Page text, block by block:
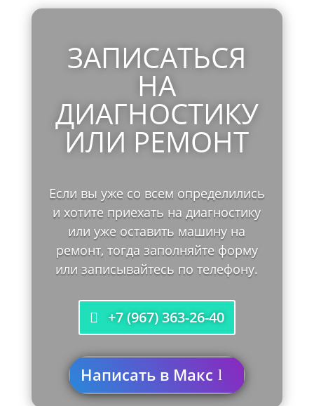
ЗАПИСАТЬСЯ
НА
ДИАГНОСТИКУ
ИЛИ РЕМОНТ
Если вы уже со всем определились
и хотите приехать на диагностику
или уже оставить машину на
ремонт, тогда заполняйте форму
или записывайтесь по телефону.
+7 (967) 363-26-40
Написать в Макс